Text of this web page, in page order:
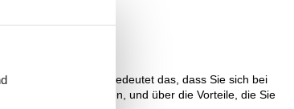
stehen. Für Sie bedeutet das, dass Sie sich bei
sich freuen können, und über die Vorteile, die Sie